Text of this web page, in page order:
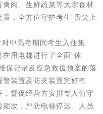
肉、生鲜蔬菜等大宗食材
，全方位守护考生“舌尖上
中高考期间考生入住集
用电梯进行了全面“体
保记录及应急救援预案的落
装置及防夹装置完好有
督促经营方安排专人值守
次，严防电梯停运、人员